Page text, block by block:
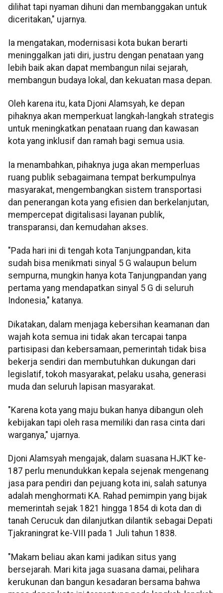
dilihat tapi nyaman dihuni dan membanggakan untuk
diceritakan," ujarnya.
Ia mengatakan, modernisasi kota bukan berarti
meninggalkan jati diri, justru dengan penataan yang
lebih baik akan dapat membangun nilai sejarah,
membangun budaya lokal, dan kekuatan masa depan.
Oleh karena itu, kata Djoni Alamsyah, ke depan
pihaknya akan memperkuat langkah-langkah strategis
untuk meningkatkan penataan ruang dan kawasan
kota yang inklusif dan ramah bagi semua usia.
Ia menambahkan, pihaknya juga akan memperluas
ruang publik sebagaimana tempat berkumpulnya
masyarakat, mengembangkan sistem transportasi
dan penerangan kota yang efisien dan berkelanjutan,
mempercepat digitalisasi layanan publik,
transparansi, dan kemudahan akses.
"Pada hari ini di tengah kota Tanjungpandan, kita
sudah bisa menikmati sinyal 5 G walaupun belum
sempurna, mungkin hanya kota Tanjungpandan yang
pertama yang mendapatkan sinyal 5 G di seluruh
Indonesia," katanya.
Dikatakan, dalam menjaga kebersihan keamanan dan
wajah kota semua ini tidak akan tercapai tanpa
partisipasi dan kebersamaan, pemerintah tidak bisa
bekerja sendiri dan membutuhkan dukungan dari
legislatif, tokoh masyarakat, pelaku usaha, generasi
muda dan seluruh lapisan masyarakat.
"Karena kota yang maju bukan hanya dibangun oleh
kebijakan tapi oleh rasa memiliki dan rasa cinta dari
warganya," ujarnya.
Djoni Alamsyah mengajak, dalam suasana HJKT ke-
187 perlu menundukkan kepala sejenak mengenang
jasa para pendiri dan pejuang kota ini, salah satunya
adalah menghormati KA. Rahad pemimpin yang bijak
memerintah sejak 1821 hingga 1854 di kota dan di
tanah Cerucuk dan dilanjutkan dilantik sebagai Depati
Tjakraningrat ke-VIII pada 1 Juli tahun 1838.
"Makam beliau akan kami jadikan situs yang
bersejarah. Mari kita jaga suasana damai, pelihara
kerukunan dan bangun kesadaran bersama bahwa